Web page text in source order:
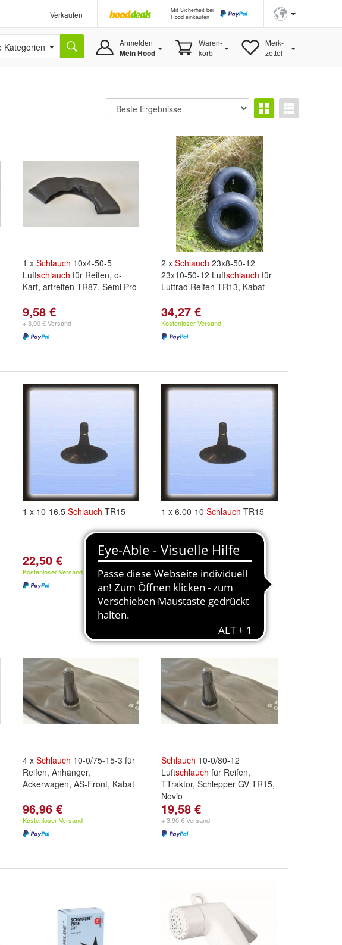
Verkaufen
Mit Sicherheit bei
Hood einkaufen
Anmelden
Mein Hood
Waren-
korb
Merk-
zettel
1 x Schlauch 10x4-50-5
Luftschlauch für Reifen, o-
Kart, artreifen TR87, Semi Pro
9,58 €
+ 3,90 € Versand
2 x Schlauch 23x8-50-12
23x10-50-12 Luftschlauch für
Luftrad Reifen TR13, Kabat
34,27 €
Kostenloser Versand
1 x 10-16.5 Schlauch TR15
22,50 €
Kostenloser Versand
1 x 6.00-10 Schlauch TR15
11,87 €
Kostenloser Versand
4 x Schlauch 10-0/75-15-3 für
Reifen, Anhänger,
Ackerwagen, AS-Front, Kabat
96,96 €
Kostenloser Versand
Schlauch 10-0/80-12
Luftschlauch für Reifen,
TTraktor, Schlepper GV TR15,
Novio
19,58 €
+ 3,90 € Versand